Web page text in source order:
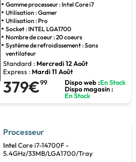
Gamme processeur : Intel Core i7
Utilisation : Gamer
Utilisation : Pro
Socket : INTEL LGA1700
Nombre de coeur : 20 coeurs
Systéme de refroidissement : Sans
ventilateur
Standard : Mercredi 12 Août
Express : Mardi 11 Août
379€99 Dispo web :En Stock
Dispo magasin :
En Stock
Processeur
IntelCore i7-14700F -
5.4GHz/33MB/LGA1700/Tray